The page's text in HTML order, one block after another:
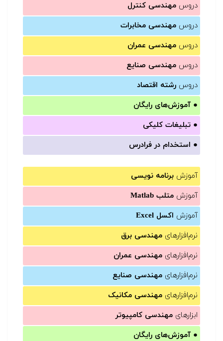
دروس مهندسی کنترل
دروس مهندسی مخابرات
دروس مهندسی عمران
دروس مهندسی صنایع
دروس رشته اقتصاد
● آموزش‌های رایگان
● تبلیغات کلیکی
● استخدام در فرادرس
آموزش برنامه نویسی
آموزش متلب Matlab
آموزش اکسل Excel
نرم‌افزارهای مهندسی برق
نرم‌افزارهای مهندسی عمران
نرم‌افزارهای مهندسی صنایع
نرم‌افزارهای مهندسی مکانیک
ابزارهای مهندسی کامپیوتر
● آموزش‌های رایگان